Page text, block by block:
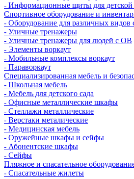
- Информационные щиты для
Спортивное оборудование и
- Оборудование для различных видов
- Уличные тренажеры
- Уличные тренажеры для людей с ОВ
- Элементы воркаут
- Мобильные комплексы воркаут
- Параворкаут
Cпециализированная мебель и
- Школьная мебель
- Мебель для детского сада
- Офисные металлические шкафы
- Стеллажи металлические
- Верстаки металические
- Медицинская мебель
- Оружейные шкафы и сейфы
- Абонентские шкафы
- Сейфы
Пляжное и спасательное
- Спасательные жилеты